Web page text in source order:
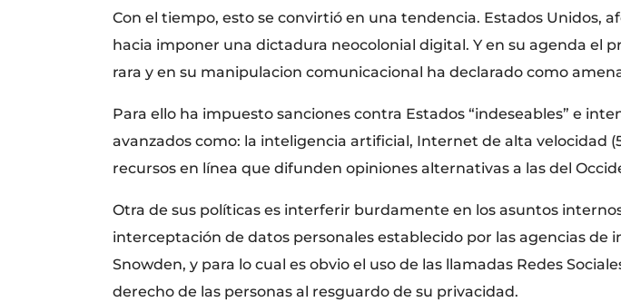
Con el tiempo, esto se convirtió en una tendencia. Estados
hacia imponer una dictadura neocolonial digital. Y en su agenda el
rara y en su manipulacion comunicacional ha declarado como
Para ello ha impuesto sanciones contra Estados “indeseables” e
avanzados como: la inteligencia artificial, Internet de alta velocidad
recursos en línea que difunden opiniones alternativas a las del
Otra de sus políticas es interferir burdamente en los asuntos
interceptación de datos personales establecido por las agencias
Snowden, y para lo cual es obvio el uso de las llamadas Redes
derecho de las personas al resguardo de su privacidad.